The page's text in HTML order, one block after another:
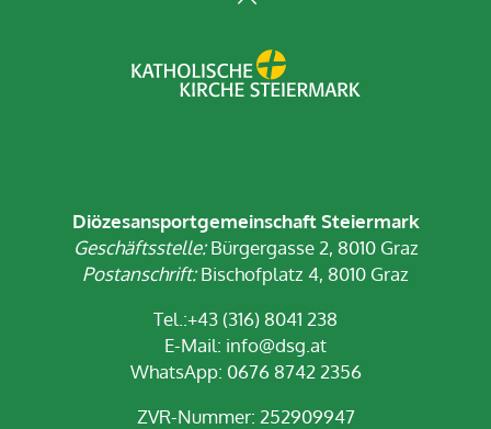
Diözesansportgemeinschaft Steiermark
Geschäftsstelle:Bürgergasse 2, 8010 Graz
Postanschrift:Bischofplatz 4, 8010 Graz
Tel.:+43 (316) 8041 238
E-Mail: info@dsg.at
WhatsApp: 0676 8742 2356
ZVR-Nummer: 252909947